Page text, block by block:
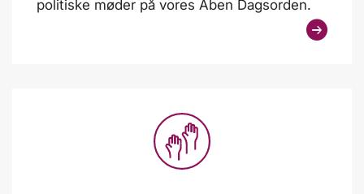
politiske møder på vores Åben Dagsorden.